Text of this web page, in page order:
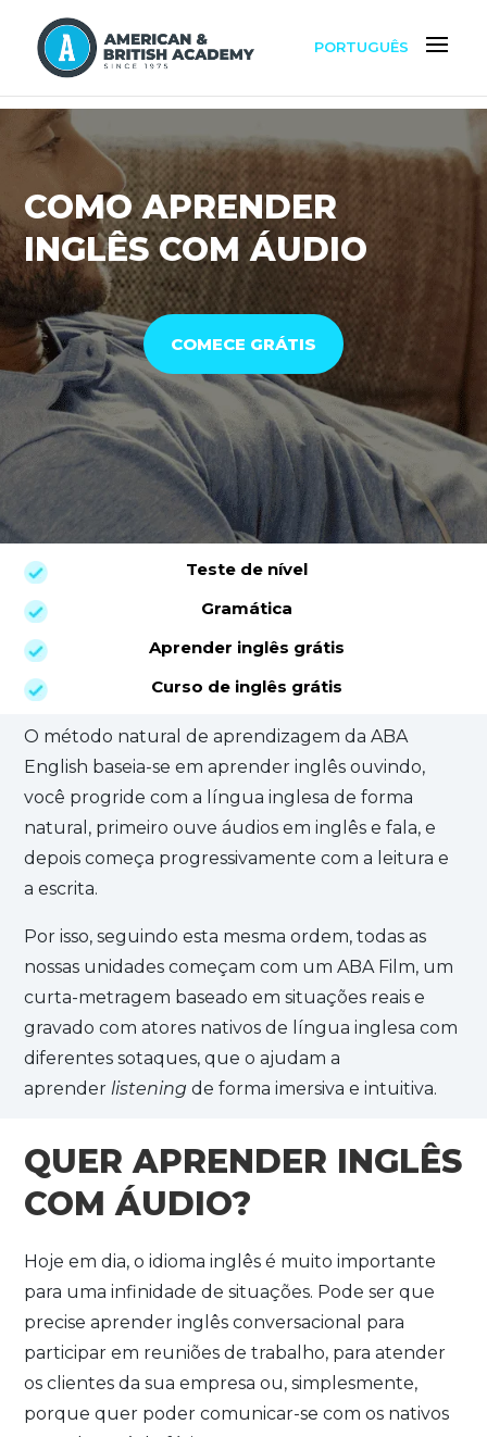
PORTUGUÊS
COMO APRENDER
INGLÊS COM ÁUDIO
COMECE GRÁTIS
Teste de nível
Gramática
Aprender inglês grátis
Curso de inglês grátis
O método natural de aprendizagem da ABA
English baseia-se em aprender inglês ouvindo,
você progride com a língua inglesa de forma
natural, primeiro ouve áudios em inglês e fala, e
depois começa progressivamente com a leitura e
a escrita.
Por isso, seguindo esta mesma ordem, todas as
nossas unidades começam com um ABA Film, um
curta-metragem baseado em situações reais e
gravado com atores nativos de língua inglesa com
diferentes sotaques, que o ajudam a
aprender listening de forma imersiva e intuitiva.
QUER APRENDER INGLÊS
COM ÁUDIO?
Hoje em dia, o idioma inglês é muito importante
para uma infinidade de situações. Pode ser que
precise aprender inglês conversacional para
participar em reuniões de trabalho, para atender
os clientes da sua empresa ou, simplesmente,
porque quer poder comunicar-se com os nativos